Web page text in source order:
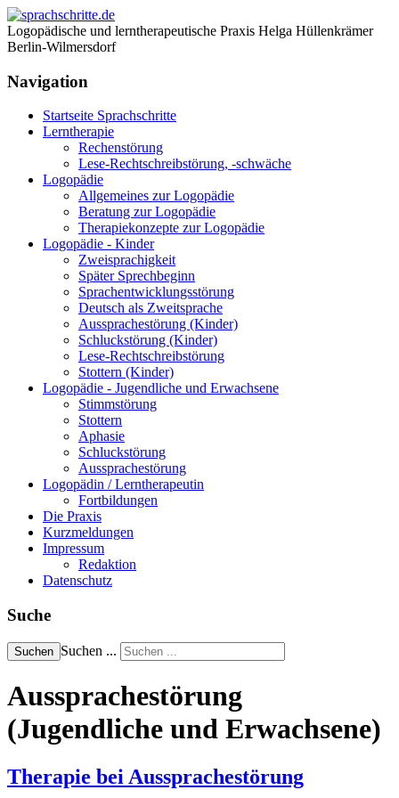
Logopädische und lerntherapeutische Praxis Helga Hüllenkrämer
Berlin-Wilmersdorf
Navigation
Startseite Sprachschritte
Lerntherapie
Rechenstörung
Lese-Rechtschreibstörung, -schwäche
Logopädie
Allgemeines zur Logopädie
Beratung zur Logopädie
Therapiekonzepte zur Logopädie
Logopädie - Kinder
Zweisprachigkeit
Später Sprechbeginn
Sprachentwicklungsstörung
Deutsch als Zweitsprache
Aussprachestörung (Kinder)
Schluckstörung (Kinder)
Lese-Rechtschreibstörung
Stottern (Kinder)
Logopädie - Jugendliche und Erwachsene
Stimmstörung
Stottern
Aphasie
Schluckstörung
Aussprachestörung
Logopädin / Lerntherapeutin
Fortbildungen
Die Praxis
Kurzmeldungen
Impressum
Redaktion
Datenschutz
Suche
Suchen Suchen ...
Aussprachestörung
(Jugendliche und Erwachsene)
Therapie bei Aussprachestörung